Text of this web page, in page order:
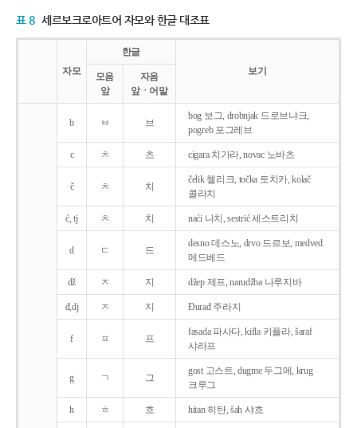
표 8 세르보크로아트어 자모와 한글 대조표
자모
한글
보기
모음
앞
자음
앞ㆍ어말
b ㅂ 브
bog 보그, drobnjak 드로브냐크,
pogreb 포그레브
c ㅊ 츠 cigara 치가라, novac 노바츠
č ㅊ 치
čelik 첼리크, točka 토치카, kolač
콜라치
ć, tj ㅊ 치 naći 나치, sestrić 세스트리치
d ㄷ 드
desno 데스노, drvo 드르보, medved
메드베드
dž ㅈ 지 džep 제프, narudžba 나루지바
đ,dj ㅈ 지 Ðurađ 주라지
f ㅍ 프
fasada 파사다, kifla 키플라, šaraf
샤라프
g ㄱ 그
gost 고스트, dugme 두그메, krug
크루그
h ㅎ 흐 hitan 히탄, šah 샤흐